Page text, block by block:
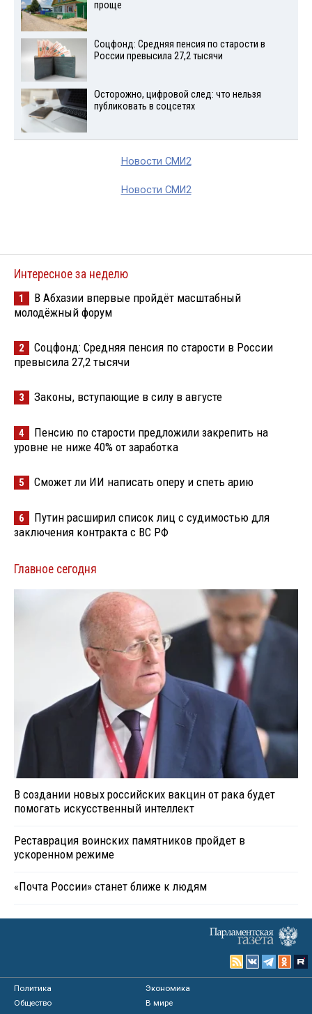
проще
Соцфонд: Средняя пенсия по старости в
России превысила 27,2 тысячи
Осторожно, цифровой след: что нельзя
публиковать в соцсетях
Новости СМИ2
Новости СМИ2
Интересное за неделю
1
В Абхазии впервые пройдёт масштабный
молодёжный форум
2
Соцфонд: Средняя пенсия по старости в России
превысила 27,2 тысячи
3 Законы, вступающие в силу в августе
4
Пенсию по старости предложили закрепить на
уровне не ниже 40% от заработка
5 Сможет ли ИИ написать оперу и спеть арию
6
Путин расширил список лиц с судимостью для
заключения контракта с ВС РФ
Главное сегодня
В создании новых российских вакцин от рака будет
помогать искусственный интеллект
Реставрация воинских памятников пройдет в
ускоренном режиме
«Почта России» станет ближе к людям
Политика
Экономика
Общество
В мире